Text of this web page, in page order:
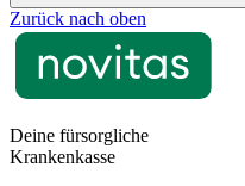
Zurück nach oben
Deine fürsorgliche
Krankenkasse